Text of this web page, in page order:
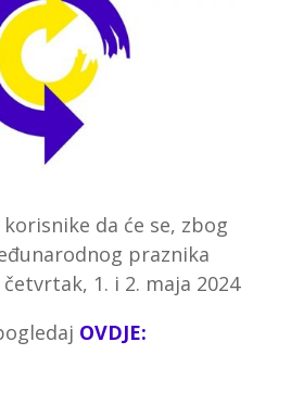
da će se, zbog
praznika
1. i 2. maja 2024
OVDJE: